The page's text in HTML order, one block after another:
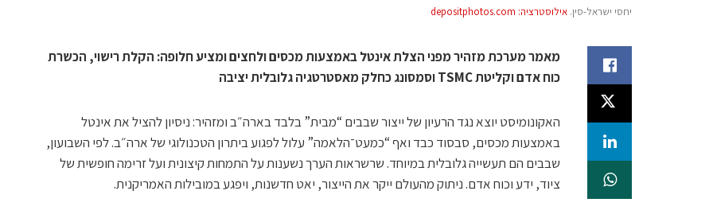
יחסי ישראל-סין. אילוסטרציה: depositphotos.com
מאמר מערכת מזהיר מפני הצלת אינטל באמצעות מכסים ולחצים ומציע חלופה: הקלת רישוי, הכשרת
כוח אדם וקליטת TSMC וסמסונג כחלק מאסטרטגיה גלובלית יציבה
האקונומיסט יוצא נגד הרעיון של ייצור שבבים “מבית” בלבד בארה״ב ומזהיר: ניסיון להציל את אינטל
באמצעות מכסים, סבסוד כבד ואף “כמעט־הלאמה” עלול לפגוע ביתרון הטכנולוגי של ארה״ב. לפי השבועון,
שבבים הם תעשייה גלובלית במיוחד. שרשראות הערך נשענות על התמחות קיצונית ועל זרימה חופשית של
ציוד, ידע וכוח אדם. ניתוק מהעולם ייקר את הייצור, יאט חדשנות, ויפגע במובילות האמריקנית.